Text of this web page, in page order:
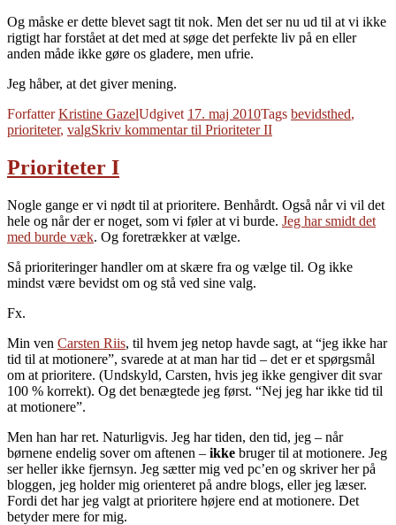
Og måske er dette blevet sagt tit nok. Men det ser nu ud til at vi ikke
rigtigt har forstået at det med at søge det perfekte liv på en eller
anden måde ikke gøre os gladere, men ufrie.
Jeg håber, at det giver mening.
ForfatterKristine GazelUdgivet 17. maj 2010Tags bevidsthed,
prioriteter, valgSkriv kommentartil Prioriteter II
Prioriteter I
Nogle gange er vi nødt til at prioritere. Benhårdt. Også når vi vil det
hele og når der er noget, som vi føler at vi burde. Jeg har smidt det
med burde væk. Og foretrækker at vælge.
Så prioriteringer handler om at skære fra og vælge til. Og ikke
mindst være bevidst om og stå ved sine valg.
Fx.
Min ven Carsten Riis, til hvem jeg netop havde sagt, at “jeg ikke har
tid til at motionere”, svarede at at man har tid – det er et spørgsmål
om at prioritere. (Undskyld, Carsten, hvis jeg ikke gengiver dit svar
100 % korrekt). Og det benægtede jeg først. “Nej jeg har ikke tid til
at motionere”.
Men han har ret. Naturligvis. Jeg har tiden, den tid, jeg – når
børnene endelig sover om aftenen – ikke bruger til at motionere. Jeg
ser heller ikke fjernsyn. Jeg sætter mig ved pc’en og skriver her på
bloggen, jeg holder mig orienteret på andre blogs, eller jeg læser.
Fordi det har jeg valgt at prioritere højere end at motionere. Det
betyder mere for mig.